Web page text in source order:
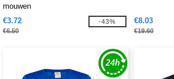
mouwen
€3.72
€6.50
-43% €8.03
€19.60